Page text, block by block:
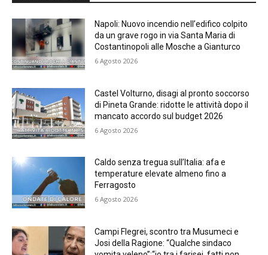
Napoli: Nuovo incendio nell’edifico colpito
da un grave rogo in via Santa Maria di
Costantinopoli alle Mosche a Gianturco
6 Agosto 2026
Castel Volturno, disagi al pronto soccorso
di Pineta Grande: ridotte le attività dopo il
mancato accordo sul budget 2026
6 Agosto 2026
Caldo senza tregua sull’Italia: afa e
temperature elevate almeno fino a
Ferragosto
6 Agosto 2026
Campi Flegrei, scontro tra Musumeci e
Josi della Ragione: “Qualche sindaco